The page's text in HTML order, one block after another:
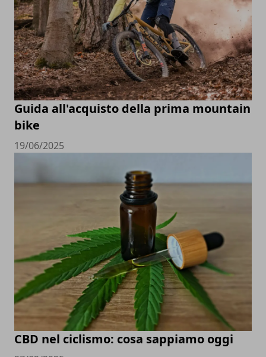
Guida all'acquisto della prima mountain
bike
19/06/2025
CBD nel ciclismo: cosa sappiamo oggi